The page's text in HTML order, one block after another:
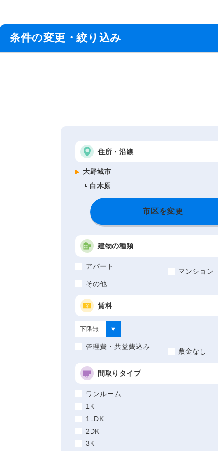
条件の変更・絞り込み
住所・沿線
大野城市
白木原
市区を変更
建物の種類
アパート
マンション
その他
賃料
管理費・共益費込み
敷金なし
間取りタイプ
ワンルーム
1K
1LDK
2DK
3K